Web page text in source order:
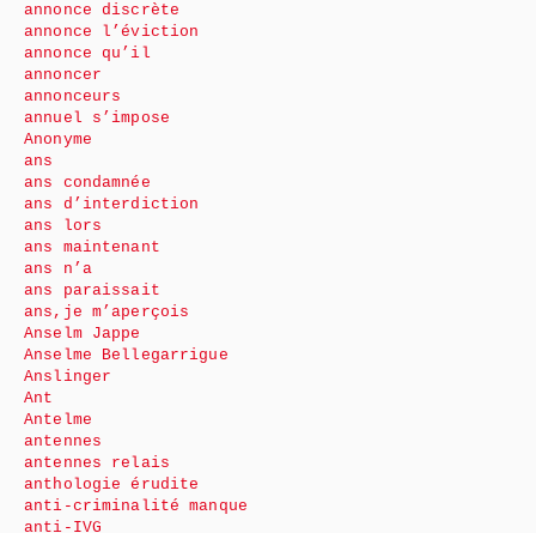
annonce discrète
annonce l’éviction
annonce qu’il
annoncer
annonceurs
annuel s’impose
Anonyme
ans
ans condamnée
ans d’interdiction
ans lors
ans maintenant
ans n’a
ans paraissait
ans,je m’aperçois
Anselm Jappe
Anselme Bellegarrigue
Anslinger
Ant
Antelme
antennes
antennes relais
anthologie érudite
anti-criminalité manque
anti-IVG